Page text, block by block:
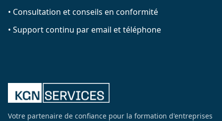
• Consultation et conseils en conformité
• Support continu par email et téléphone
Votre partenaire de confiance pour la formation d'entreprises